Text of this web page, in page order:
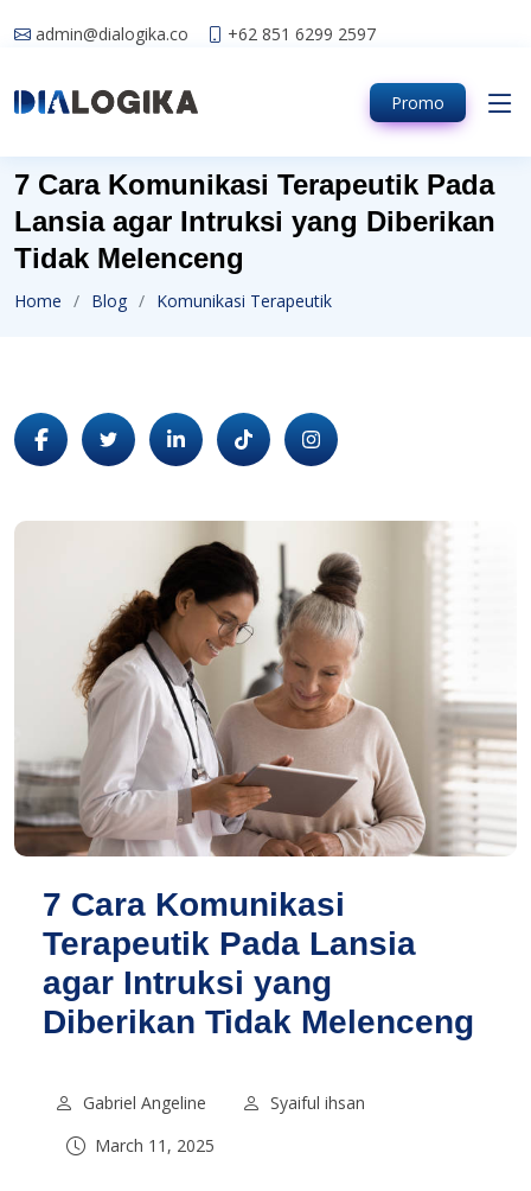
admin@dialogika.co +62 851 6299 2597
Promo
7 Cara Komunikasi Terapeutik Pada
Lansia agar Intruksi yang Diberikan
Tidak Melenceng
Home Blog Komunikasi Terapeutik
7 Cara Komunikasi
Terapeutik Pada Lansia
agar Intruksi yang
Diberikan Tidak Melenceng
Gabriel Angeline
Syaiful ihsan
March 11, 2025